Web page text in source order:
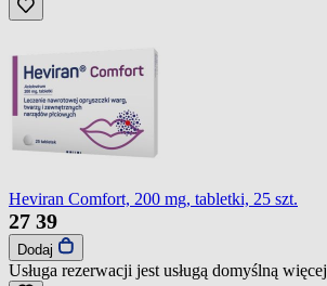
Heviran Comfort, 200 mg, tabletki, 25 szt.
27 39
Dodaj
Usługa rezerwacji jest usługą domyślną więcej